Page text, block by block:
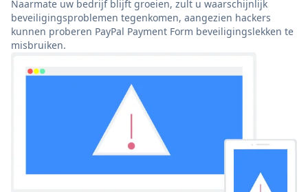
Naarmate uw bedrijf blijft groeien, zult u waarschijnlijk
beveiligingsproblemen tegenkomen, aangezien hackers
kunnen proberen PayPal Payment Form beveiligingslekken te
misbruiken.